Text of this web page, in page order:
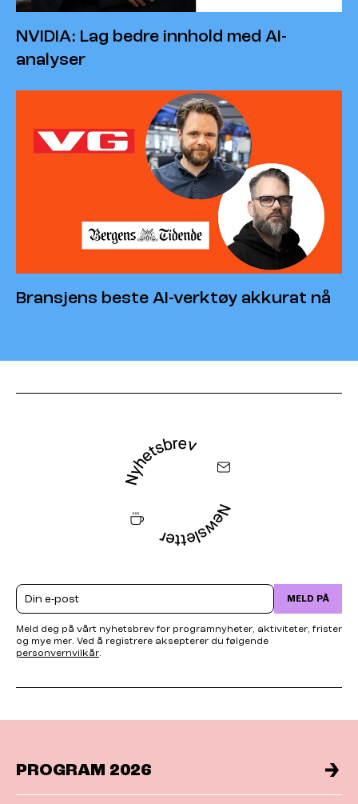
NVIDIA: Lag bedre innhold med AI-
analyser
Bransjens beste AI-verktøy akkurat nå
Email MELD PÅ
Meld deg på vårt nyhetsbrev for programnyheter, aktiviteter, frister
og mye mer. Ved å registrere aksepterer du følgende
personvernvilkår.
PROGRAM 2026